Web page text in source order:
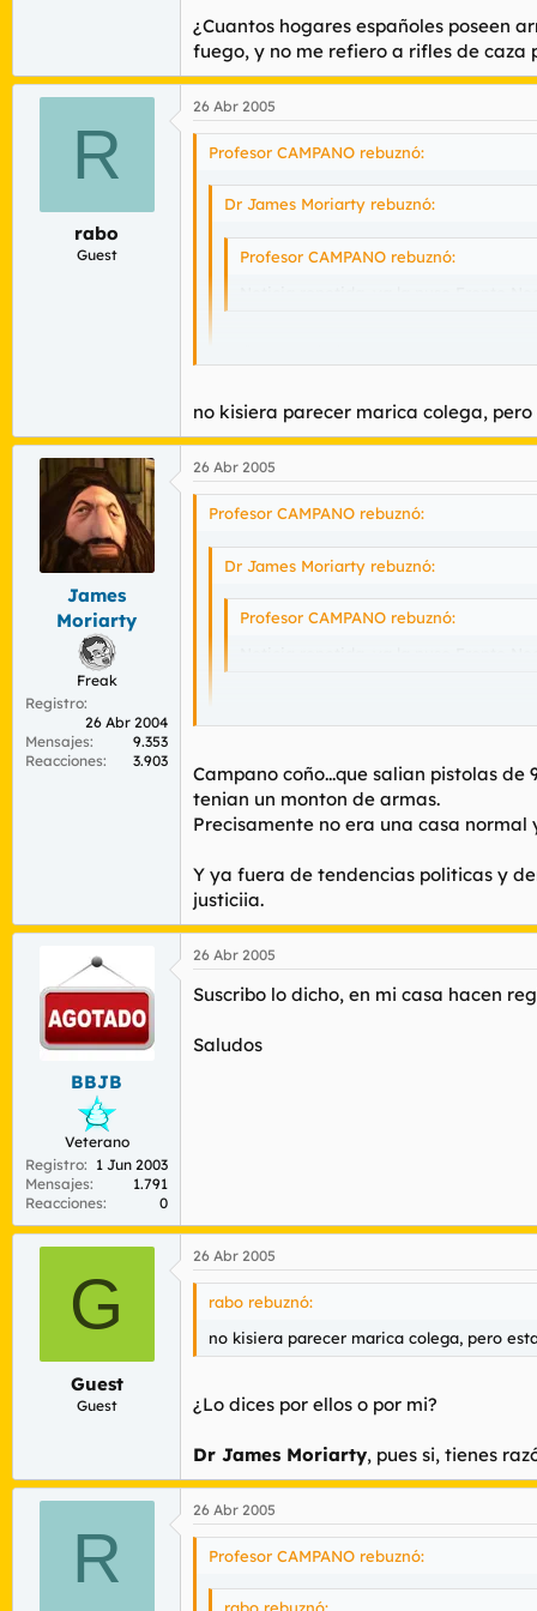
¿Cuantos hogares españoles poseen
fuego, y no me refiero a rifles de caza
R
rabo
Guest
26 Abr 2005
Profesor CAMPANO rebuznó:
Dr James Moriarty rebuznó:
Profesor CAMPANO rebuznó:
Noticia repetida, ya la puso Frente
material "peligroso", camisetas,
Es curisoso puesto que en las imagenes
Hombre, si registran mi casa tambien
Mi abuelo tiene su casa llena de armas y
Además, que esas fotos de material
¿Cuantos hogares españoles poseen
no kisiera parecer marica colega,
James
Moriarty
Freak
Registro
26 Abr 2004
Mensajes
9.353
Reacciones
3.903
26 Abr 2005
Profesor CAMPANO rebuznó:
Dr James Moriarty rebuznó:
Profesor CAMPANO rebuznó:
Noticia repetida, ya la puso Frente
material "peligroso", camisetas,
Es curisoso puesto que en las imagenes
¡¡¡ MENUDOS ANGELITOS, ESTOS
Hombre, si registran mi casa tambien
Mi abuelo tiene su casa llena de armas y
Además, que esas fotos de material
¿Cuantos hogares españoles poseen
refiero a rifles de caza precisamente.
Campano coño...que salian pistolas de
tenian un monton de armas.
Precisamente no era una casa normal
Y ya fuera de tendencias politicas y
justiciia.
BBJB
Veterano
Registro
1 Jun 2003
Mensajes
1.791
Reacciones
0
26 Abr 2005
Suscribo lo dicho, en mi casa hacen
Saludos
G
Guest
Guest
26 Abr 2005
rabo rebuznó:
no kisiera parecer marica colega, pero
¿Lo dices por ellos o por mi?
Dr James Moriarty, pues si, tienes
R
26 Abr 2005
Profesor CAMPANO rebuznó: